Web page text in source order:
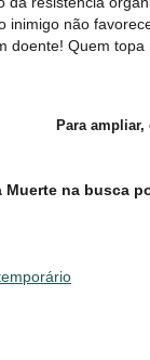
inimigo não
doente! Quem
Para
Muerte na busca